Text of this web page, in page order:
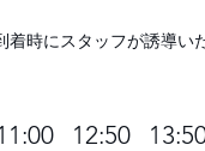
着時にスタッフが誘導い
12:50